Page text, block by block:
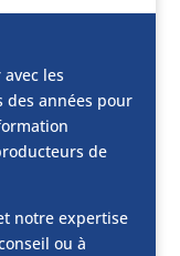
les
des années pour
de
notre expertise
ou à